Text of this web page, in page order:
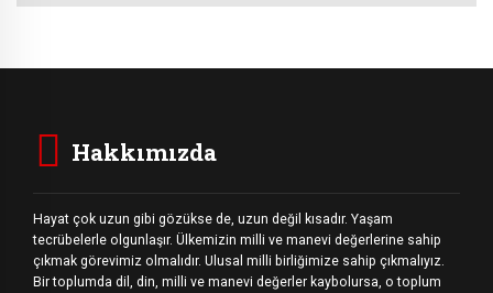
Hakkımızda
Hayat çok uzun gibi gözükse de, uzun değil kısadır. Yaşam
tecrübelerle olgunlaşır. Ülkemizin milli ve manevi değerlerine sahip
çıkmak görevimiz olmalıdır. Ulusal milli birliğimize sahip çıkmalıyız.
Bir toplumda dil, din, milli ve manevi değerler kaybolursa, o toplum